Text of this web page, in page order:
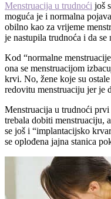
Menstruacija u trudnoći još
moguća je i normalna
obilno kao za vrijeme
je nastupila trudnoća i da
Kod “normalne
ona se menstruacijom
krvi. No, žene koje su
redovitu menstruaciju jer je
Menstruacija u trudnoći
trebala dobiti menstruaciju,
se još i “implantacijsko
se oplođena jajna stanica